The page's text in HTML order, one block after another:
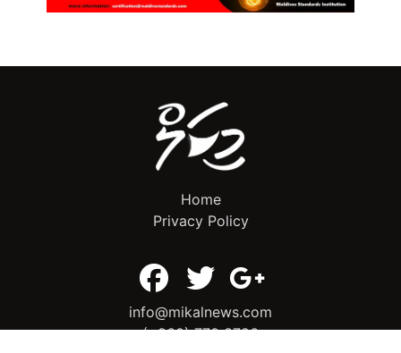
info@mikalnews.com
(+960) 770 3726
Home
Privacy Policy